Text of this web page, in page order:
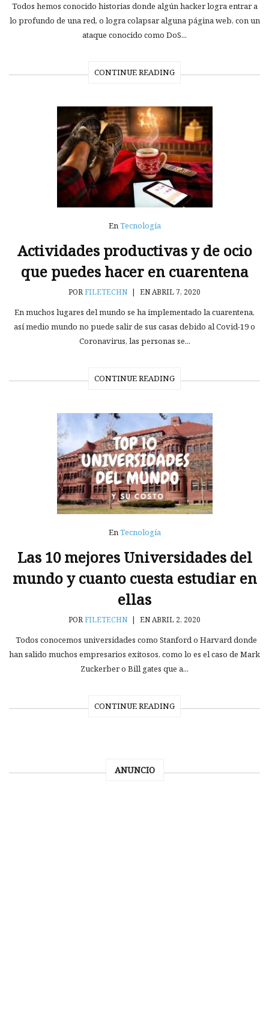
Todos hemos conocido historias donde algún hacker logra entrar a
lo profundo de una red, o logra colapsar alguna página web, con un
ataque conocido como DoS...
CONTINUE READING
EnTecnología
Actividades productivas y de ocio
que puedes hacer en cuarentena
PORFILETECHN | EN ABRIL 7, 2020
En muchos lugares del mundo se ha implementado la cuarentena,
así medio mundo no puede salir de sus casas debido al Covid-19 o
Coronavirus, las personas se...
CONTINUE READING
EnTecnología
Las 10 mejores Universidades del
mundo y cuanto cuesta estudiar en
ellas
PORFILETECHN | EN ABRIL 2, 2020
Todos conocemos universidades como Stanford o Harvard donde
han salido muchos empresarios exitosos, como lo es el caso de Mark
Zuckerber o Bill gates que a...
CONTINUE READING
ANUNCIO